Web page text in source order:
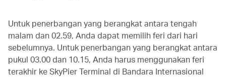
Untuk penerbangan yang berangkat antara tengah
malam dan 02.59, Anda dapat memilih feri dari hari
sebelumnya. Untuk penerbangan yang berangkat antara
pukul 03.00 dan 10.15, Anda harus menggunakan feri
terakhir ke SkyPier Terminal di Bandara Internasional